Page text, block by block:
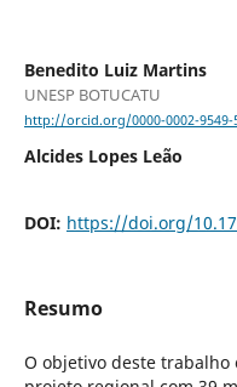
Benedito Luiz Martins
UNESP BOTUCATU
http://orcid.org/0000-0002-9549-
Alcides Lopes Leão
DOI: https://doi.org/
Resumo
O objetivo deste